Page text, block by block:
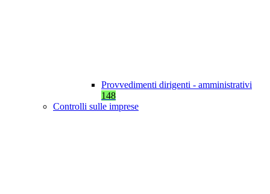
Provvedimenti dirigenti - amministrativi
148
Controlli sulle imprese